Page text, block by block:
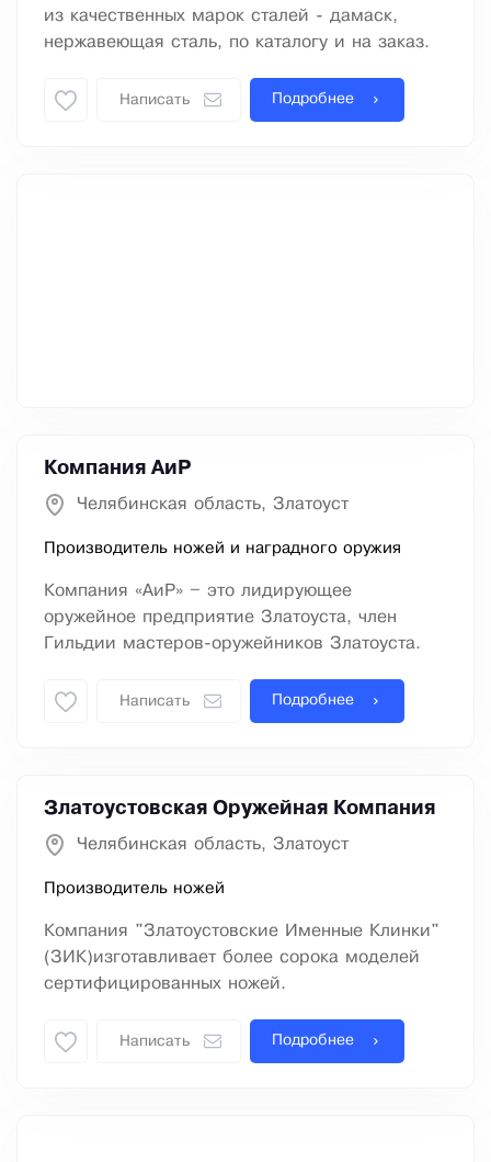
из качественных марок сталей - дамаск,
нержавеющая сталь, по каталогу и на заказ.
Написать Подробнее
Компания АиР
Челябинская область, Златоуст
Производитель ножей и наградного оружия
Компания «АиР» – это лидирующее
оружейное предприятие Златоуста, член
Гильдии мастеров-оружейников Златоуста.
Написать Подробнее
Златоустовская Оружейная Компания
Челябинская область, Златоуст
Производитель ножей
Компания "Златоустовские Именные Клинки"
(ЗИК)изготавливает более сорока моделей
сертифицированных ножей.
Написать Подробнее